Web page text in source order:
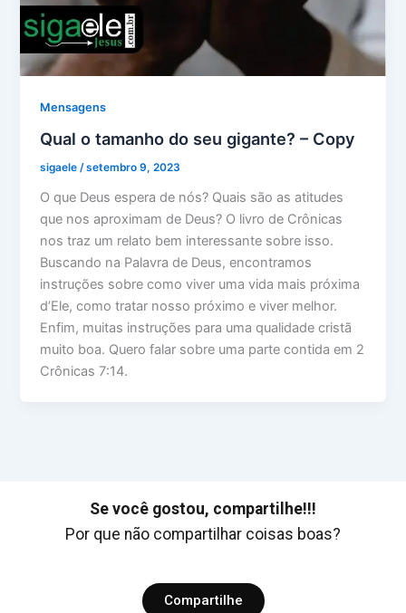
Mensagens
Qual o tamanho do seu gigante? – Copy
sigaele/setembro 9, 2023
O que Deus espera de nós? Quais são as atitudes
que nos aproximam de Deus? O livro de Crônicas
nos traz um relato bem interessante sobre isso.
Buscando na Palavra de Deus, encontramos
instruções sobre como viver uma vida mais próxima
d’Ele, como tratar nosso próximo e viver melhor.
Enfim, muitas instruções para uma qualidade cristã
muito boa. Quero falar sobre uma parte contida em 2
Crônicas 7:14.
Se você gostou, compartilhe!!!
Por que não compartilhar coisas boas?
Compartilhe